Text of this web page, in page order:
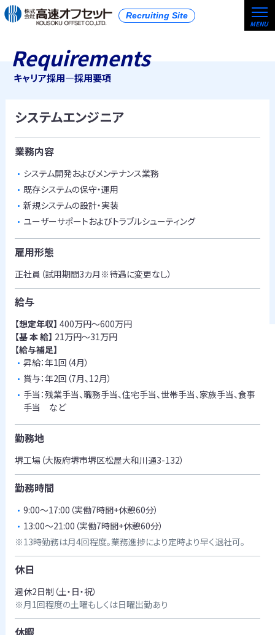
Recruiting Site
Requirements
キャリア採用―採用要項
システムエンジニア
業務内容
システム開発およびメンテナンス業務
既存システムの保守・運用
新規システムの設計・実装
ユーザーサポートおよびトラブルシューティング
雇用形態
正社員（試用期間3カ月※待遇に変更なし）
給与
【想定年収】 400万円～600万円
【基 本 給】 21万円～31万円
【給与補足】
昇給：年1回（4月）
賞与：年2回（7月、12月）
手当：残業手当、職務手当、住宅手当、世帯手当、家族手当、食事
手当 など
勤務地
堺工場（大阪府堺市堺区松屋大和川通3-132）
勤務時間
9:00～17:00（実働7時間+休憩60分）
13:00～21:00（実働7時間+休憩60分）
※13時勤務は月4回程度。業務進捗により定時より早く退社可。
休日
週休2日制（土・日・祝）
※月1回程度の土曜もしくは日曜出勤あり
休暇